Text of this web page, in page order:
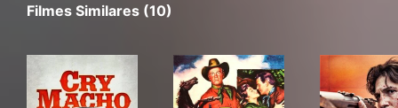
Filmes Similares (10)